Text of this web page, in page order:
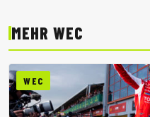
MEHR WEC
WEC